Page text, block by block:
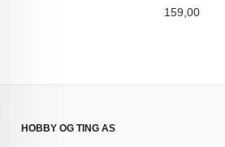
Pris
159,00
HOBBY OG TING AS